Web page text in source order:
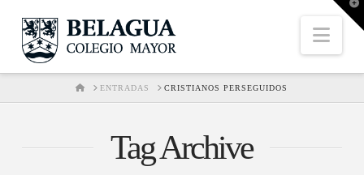
HOMEENTRADAS CRISTIANOS PERSEGUIDOS
Tag Archive